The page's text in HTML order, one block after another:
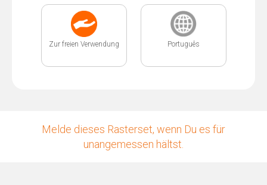
Zur freien Verwendung Português
Melde dieses Rasterset, wenn Du es für
unangemessen hältst.